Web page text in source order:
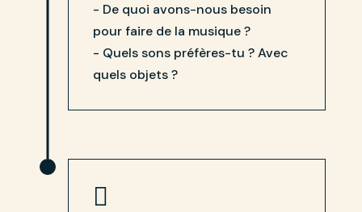
- De quoi avons-nous besoin
pour faire de la musique ?
- Quels sons préfères-tu ? Avec
quels objets ?
